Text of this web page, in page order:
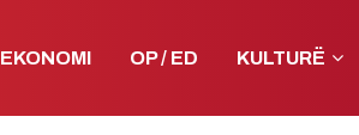
EKONOMI OP / ED KULTURË